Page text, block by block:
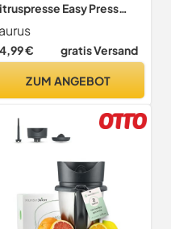
Easy Press
Legend 1000W | Anti-
Ausguss | Edelstahl-
| Saftbehälter
€ gratis Versand
ZUM ANGEBOT